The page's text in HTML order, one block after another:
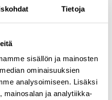
Tietoja
sisällön ja mainosten
ominaisuuksien
analysoimiseen. Lisäksi
mainosalan ja analytiikka-
kulttuuripolitiikkaan liittyvälle
Suomessa.
FM +358 50 304 8761